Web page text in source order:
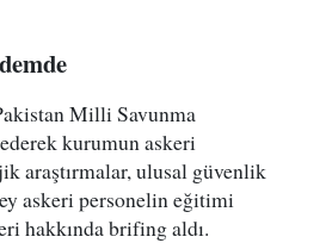
Milli Savunma
kurumun askeri
araştırmalar, ulusal güvenlik
askeri personelin eğitimi
hakkında brifing aldı.